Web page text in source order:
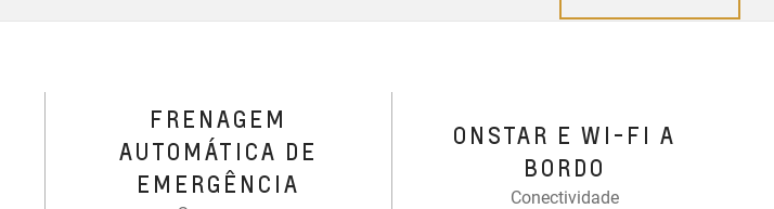
FRENAGEM
AUTOMÁTICA DE
EMERGÊNCIA
ONSTAR E WI-FI A
BORDO
Conectividade